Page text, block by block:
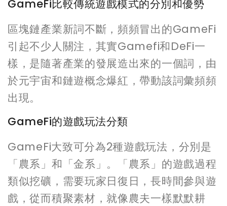
GameFi比較傳統遊戲模式的分別和優勢
區塊鏈產業新詞不斷，頻頻冒出的GameFi
引起不少人關注，其實Gamefi和DeFi一
樣，是隨著產業的發展造出來的一個詞，由
於元宇宙和鏈遊概念爆紅，帶動該詞彙頻頻
出現。
GameFi的遊戲玩法分類
GameFi大致可分為2種遊戲玩法，分別是
「農系」和「金系」。「農系」的遊戲過程
類似挖礦，需要玩家日復日，長時間參與遊
戲，從而積聚素材，就像農夫一樣默默耕